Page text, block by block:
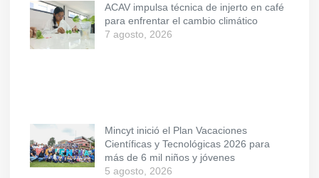
ACAV impulsa técnica de injerto en café
para enfrentar el cambio climático
7 agosto, 2026
Mincyt inició el Plan Vacaciones
Científicas y Tecnológicas 2026 para
más de 6 mil niños y jóvenes
5 agosto, 2026